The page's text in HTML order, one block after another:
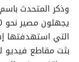
وذكر المتحدث
التي استهدفتها
بثت مقاطع فيديو